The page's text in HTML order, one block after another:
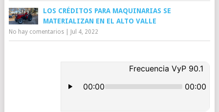
LOS CRÉDITOS PARA MAQUINARIAS SE
MATERIALIZAN EN EL ALTO VALLE
No hay comentarios| Jul 4, 2022